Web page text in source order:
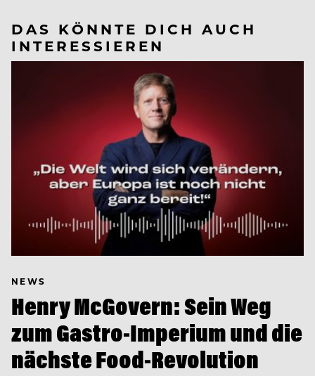
DAS KÖNNTE DICH AUCH
INTERESSIEREN
NEWS
Henry McGovern: Sein Weg
zum Gastro-Imperium und die
nächste Food-Revolution